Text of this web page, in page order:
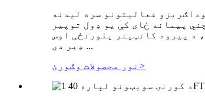
فعالیتونو سره لیدنه
پیمانه ځای کې یو ډول توپیر
د پیرود کانټینر پلورنځی اوس
ډیر دی ...
نور محصولات وګورئ >